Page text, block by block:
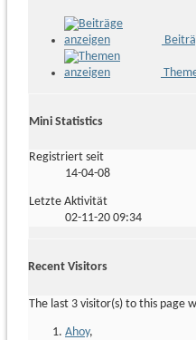
Mini Statistics
Registriert seit
14-04-08
Letzte Aktivität
02-11-20 09:34
Recent Visitors
The last 3 visitor(s) to this page
Ahoy,